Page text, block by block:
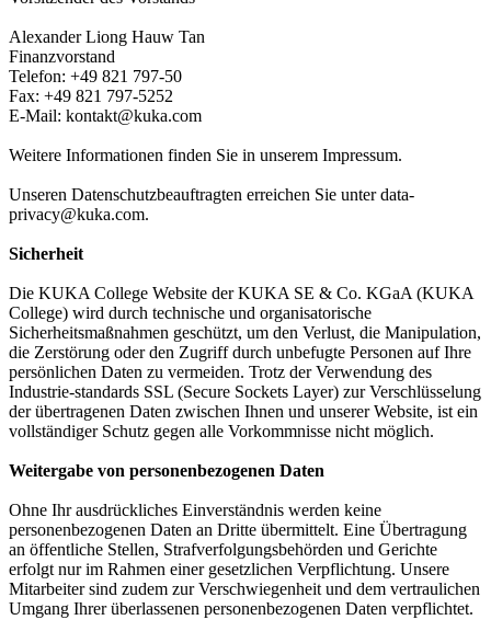
Alexander Liong Hauw Tan
Finanzvorstand
Telefon: +49 821 797-50
Fax: +49 821 797-5252
E-Mail: kontakt@kuka.com
Weitere Informationen finden Sie in unserem Impressum.
Unseren Datenschutzbeauftragten erreichen Sie unter data-
privacy@kuka.com.
Sicherheit
Die KUKA College Website der KUKA SE & Co. KGaA (KUKA
College) wird durch technische und organisatorische
Sicherheitsmaßnahmen geschützt, um den Verlust, die Manipulation,
die Zerstörung oder den Zugriff durch unbefugte Personen auf Ihre
persönlichen Daten zu vermeiden. Trotz der Verwendung des
Industrie-standards SSL (Secure Sockets Layer) zur Verschlüsselung
der übertragenen Daten zwischen Ihnen und unserer Website, ist ein
vollständiger Schutz gegen alle Vorkommnisse nicht möglich.
Weitergabe von personenbezogenen Daten
Ohne Ihr ausdrückliches Einverständnis werden keine
personenbezogenen Daten an Dritte übermittelt. Eine Übertragung
an öffentliche Stellen, Strafverfolgungsbehörden und Gerichte
erfolgt nur im Rahmen einer gesetzlichen Verpflichtung. Unsere
Mitarbeiter sind zudem zur Verschwiegenheit und dem vertraulichen
Umgang Ihrer überlassenen personenbezogenen Daten verpflichtet.